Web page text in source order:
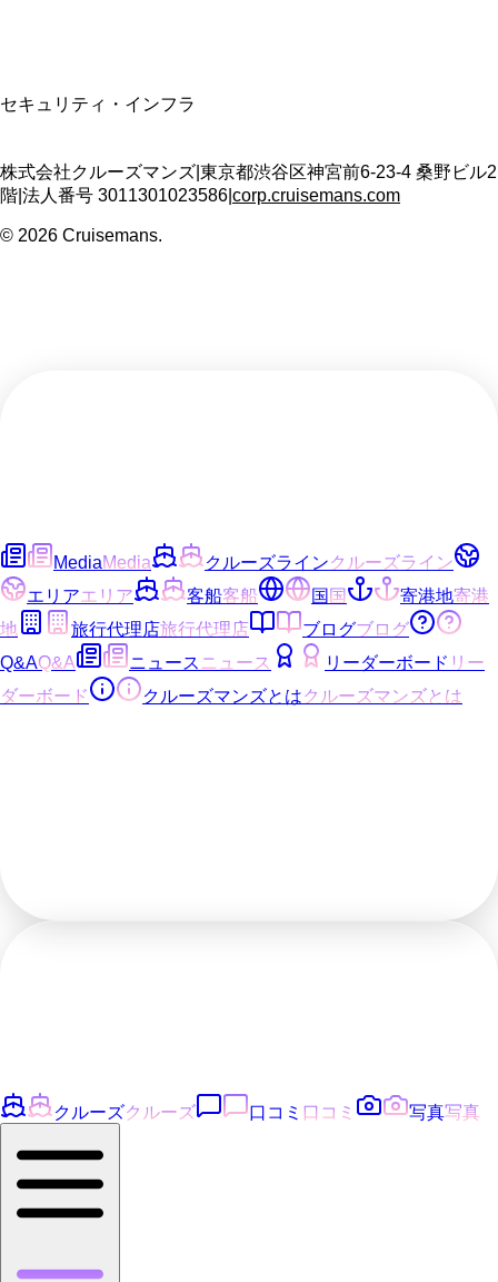
セキュリティ・インフラ
株式会社クルーズマンズ 東京都渋谷区神宮前6-23-4 桑野ビル2
階 法人番号 3011301023586 corp.cruisemans.com
© 2026 Cruisemans.
MediaMedia クルーズラインクルーズライン
エリアエリア 客船客船 国国 寄港地寄港
地
旅行代理店旅行代理店 ブログブログ
Q&AQ&A ニュース ニュース リーダーボード リー
ダーボード
クルーズマンズとはクルーズマンズとは
クルーズクルーズ 口コミ 口コミ 写真写真